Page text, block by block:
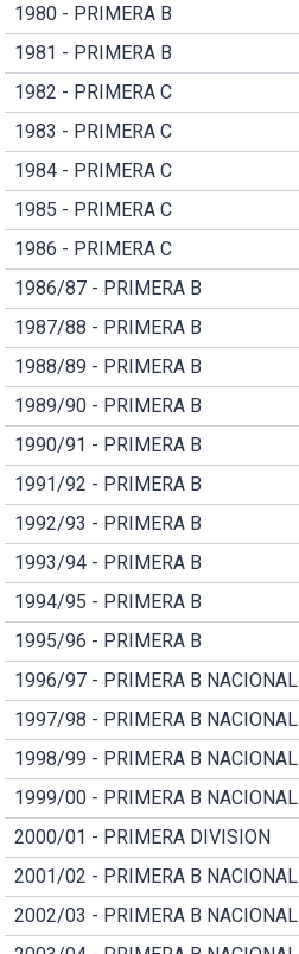
1980 - PRIMERA B
1981 - PRIMERA B
1982 - PRIMERA C
1983 - PRIMERA C
1984 - PRIMERA C
1985 - PRIMERA C
1986 - PRIMERA C
1986/87 - PRIMERA B
1987/88 - PRIMERA B
1988/89 - PRIMERA B
1989/90 - PRIMERA B
1990/91 - PRIMERA B
1991/92 - PRIMERA B
1992/93 - PRIMERA B
1993/94 - PRIMERA B
1994/95 - PRIMERA B
1995/96 - PRIMERA B
1996/97 - PRIMERA B NACIONAL
1997/98 - PRIMERA B NACIONAL
1998/99 - PRIMERA B NACIONAL
1999/00 - PRIMERA B NACIONAL
2000/01 - PRIMERA DIVISION
2001/02 - PRIMERA B NACIONAL
2002/03 - PRIMERA B NACIONAL